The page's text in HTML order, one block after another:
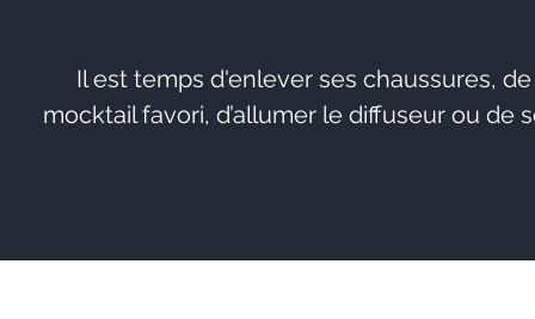
Il est temps d'enlever ses chaussures,
mocktail favori, d’allumer le diffuseur ou de